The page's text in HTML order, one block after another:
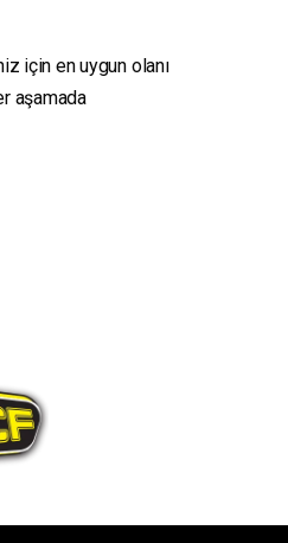
için en uygun olanı
aşamada